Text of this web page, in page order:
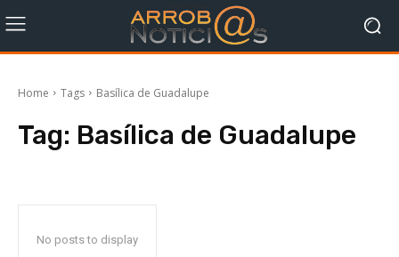
Home Tags Basílica de Guadalupe
Tag: Basílica de Guadalupe
No posts to display